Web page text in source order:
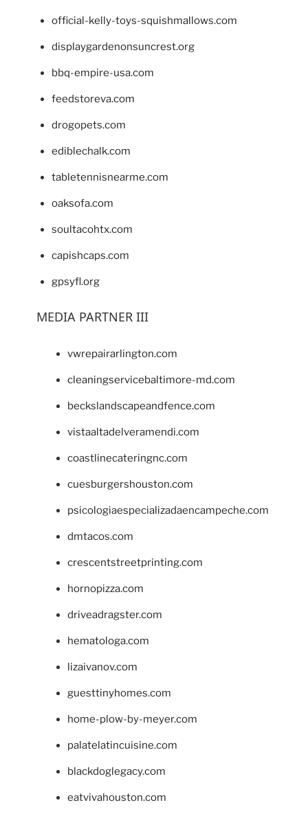
official-kelly-toys-squishmallows.com
displaygardenonsuncrest.org
bbq-empire-usa.com
feedstoreva.com
drogopets.com
ediblechalk.com
tabletennisnearme.com
oaksofa.com
soultacohtx.com
capishcaps.com
gpsyfl.org
MEDIA PARTNER III
vwrepairarlington.com
cleaningservicebaltimore-md.com
beckslandscapeandfence.com
vistaaltadelveramendi.com
coastlinecateringnc.com
cuesburgershouston.com
psicologiaespecializadaencampeche.com
dmtacos.com
crescentstreetprinting.com
hornopizza.com
driveadragster.com
hematologa.com
lizaivanov.com
guesttinyhomes.com
home-plow-by-meyer.com
palatelatincuisine.com
blackdoglegacy.com
eatvivahouston.com